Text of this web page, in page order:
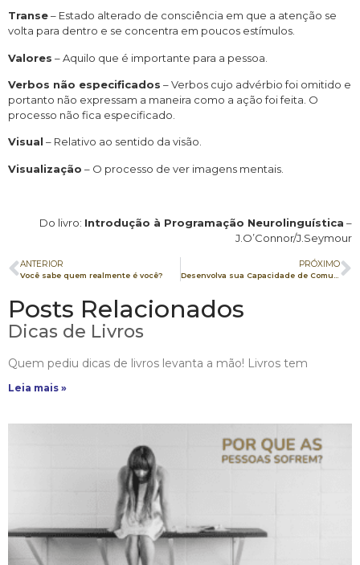
Transe– Estado alterado de consciência em que a atenção se
volta para dentro e se concentra em poucos estímulos.
Valores – Aquilo que é importante para a pessoa.
Verbos não especificados – Verbos cujo advérbio foi omitido e
portanto não expressam a maneira como a ação foi feita. O
processo não fica especificado.
Visual – Relativo ao sentido da visão.
Visualização – O processo de ver imagens mentais.
Do livro: Introdução à Programação Neurolinguística –
J.O’Connor/J.Seymour
ANTERIOR
Você sabe quem realmente é você?
PRÓXIMO
Posts Relacionados
Dicas de Livros
Quem pediu dicas de livros levanta a mão! Livros tem
Leia mais »